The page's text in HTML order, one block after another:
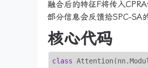
融合后的特征F将传入
部分信息会反馈给SPC-SA
核心代码
class